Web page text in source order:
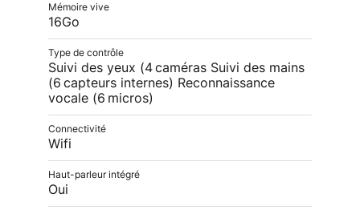
Mémoire vive
16Go
Type de contrôle
Suivi des yeux (4 caméras Suivi des mains
(6 capteurs internes) Reconnaissance
vocale (6 micros)
Connectivité
Wifi
Haut-parleur intégré
Oui